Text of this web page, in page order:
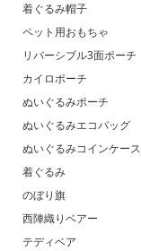
着ぐるみ帽子
ペット用おもちゃ
リバーシブル3面ポーチ
カイロポーチ
ぬいぐるみポーチ
ぬいぐるみエコバッグ
ぬいぐるみコインケース
着ぐるみ
のぼり旗
西陣織りベアー
テディベア